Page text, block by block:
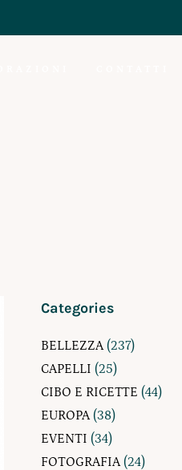
Categories
BELLEZZA(237)
CAPELLI (25)
CIBO E RICETTE (44)
EUROPA(38)
EVENTI (34)
FOTOGRAFIA(24)